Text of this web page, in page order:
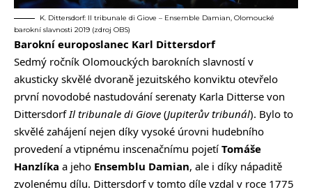
K. Dittersdorf: Il tribunale di Giove – Ensemble Damian, Olomoucké
barokní slavnosti 2019 (zdroj OBS)
Barokní europoslanec Karl Dittersdorf
Sedmý ročník Olomouckých barokních slavností v
akusticky skvělé dvoraně jezuitského konviktu otevřelo
první novodobé nastudování serenaty Karla Ditterse von
DittersdorfIl tribunale di Giove (Jupiterův tribunál). Bylo to
skvělé zahájení nejen díky vysoké úrovni hudebního
provedení a vtipnému inscenačnímu pojetí Tomáše
Hanzlíka a jeho Ensemblu Damian, ale i díky nápaditě
zvolenému dílu. Dittersdorf v tomto díle vzdal v roce 1775